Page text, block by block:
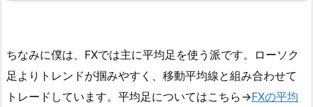
ちなみに僕は、FXでは主に平均足を使う派です。ローソク
足よりトレンドが掴みやすく、移動平均線と組み合わせて
トレードしています。平均足についてはこちら→FXの平均